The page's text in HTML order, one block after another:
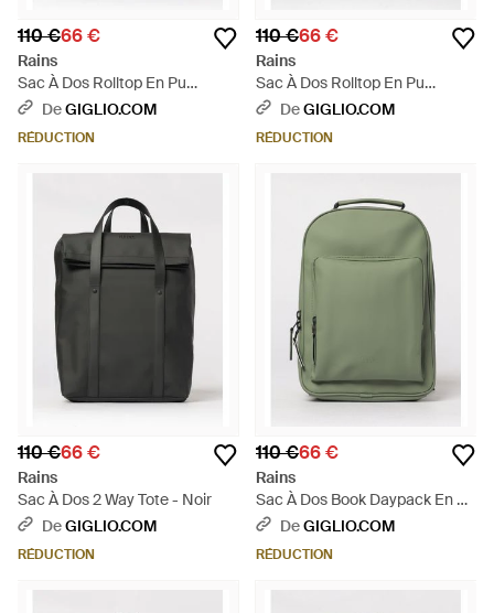
110 €66 €
Rains
Sac À Dos Rolltop En Pu
Imperméable - Vert
DeGIGLIO.COM
RÉDUCTION
110 €66 €
Rains
Sac À Dos Rolltop En Pu
Imperméable - Gris
DeGIGLIO.COM
RÉDUCTION
110 €66 €
Rains
Sac À Dos 2 Way Tote - Noir
DeGIGLIO.COM
RÉDUCTION
110 €66 €
Rains
Sac À Dos Book Daypack En Pu
Imperméable - Vert
DeGIGLIO.COM
RÉDUCTION